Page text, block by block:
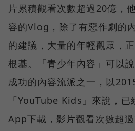
片累積觀看次數超過20億，
容的Vlog，除了有惡作劇的
的建議，大量的年輕觀眾，
根基。「青少年內容」可以
成功的內容流派之一，以
「YouTube Kids」來說，
App下載，影片觀看次數超過